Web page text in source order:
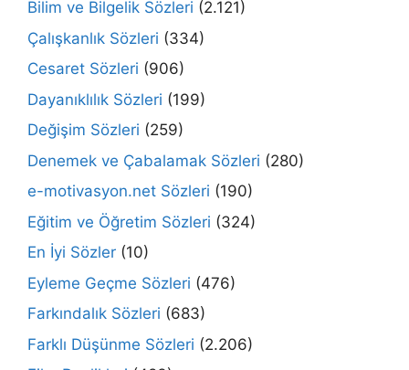
Bilim ve Bilgelik Sözleri (2.121)
Çalışkanlık Sözleri (334)
Cesaret Sözleri (906)
Dayanıklılık Sözleri (199)
Değişim Sözleri (259)
Denemek ve Çabalamak Sözleri (280)
e-motivasyon.net Sözleri (190)
Eğitim ve Öğretim Sözleri (324)
En İyi Sözler (10)
Eyleme Geçme Sözleri (476)
Farkındalık Sözleri (683)
Farklı Düşünme Sözleri (2.206)